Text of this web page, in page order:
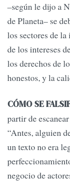
–según le dijo a
de Planeta– se
los sectores de
de los intereses
los derechos de
honestos, y la
CÓMO SE
partir de
“Antes, alguien
un texto no era
negocio de